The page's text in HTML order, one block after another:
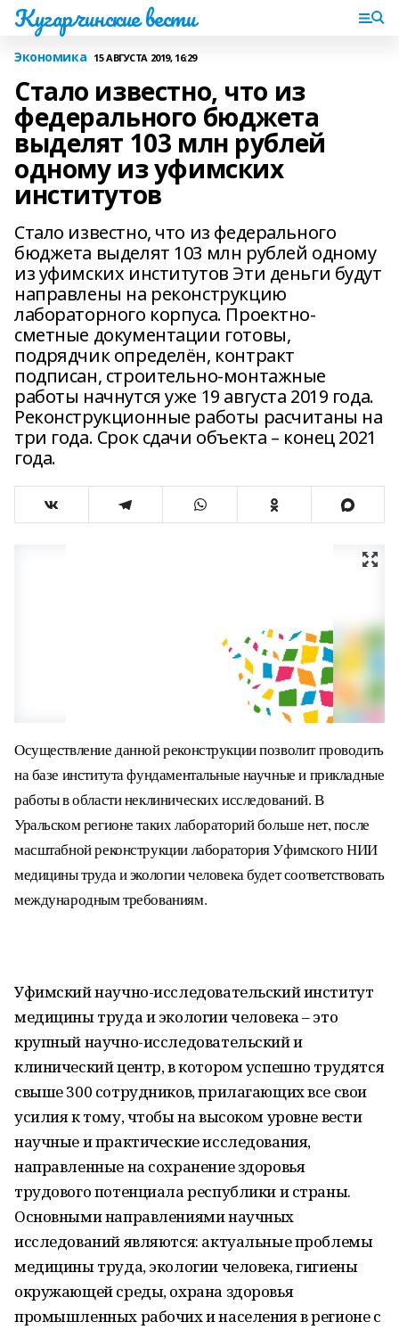
Кугарчинские вести
Экономика 15 АВГУСТА 2019, 16:29
Стало известно, что из
федерального бюджета
выделят 103 млн рублей
одному из уфимских
институтов
Стало известно, что из федерального
бюджета выделят 103 млн рублей одному
из уфимских институтов Эти деньги будут
направлены на реконструкцию
лабораторного корпуса. Проектно-
сметные документации готовы,
подрядчик определён, контракт
подписан, строительно-монтажные
работы начнутся уже 19 августа 2019 года.
Реконструкционные работы расчитаны на
три года. Срок сдачи объекта – конец 2021
года.
Осуществление данной реконструкции позволит проводить
на базе института фундаментальные научные и прикладные
работы в области неклинических исследований. В
Уральском регионе таких лабораторий больше нет, после
масштабной реконструкции лаборатория Уфимского НИИ
медицины труда и экологии человека будет соответствовать
международным требованиям.
Уфимский научно-исследовательский институт
медицины труда и экологии человека – это
крупный научно-исследовательский и
клинический центр, в котором успешно трудятся
свыше 300 сотрудников, прилагающих все свои
усилия к тому, чтобы на высоком уровне вести
научные и практические исследования,
направленные на сохранение здоровья
трудового потенциала республики и страны.
Основными направлениями научных
исследований являются: актуальные проблемы
медицины труда, экологии человека, гигиены
окружающей среды, охрана здоровья
промышленных рабочих и населения в регионе с